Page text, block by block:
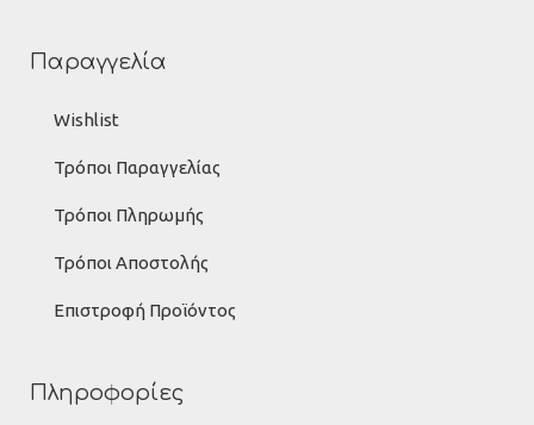
Παραγγελία
Wishlist
Τρόποι Παραγγελίας
Τρόποι Πληρωμής
Τρόποι Αποστολής
Επιστροφή Προϊόντος
Πληροφορίες